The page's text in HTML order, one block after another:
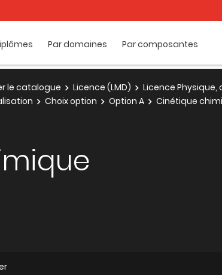
Par domaines Par composantes
le catalogue Licence (LMD) Licence Physique,
Choix option Option A Cinétique